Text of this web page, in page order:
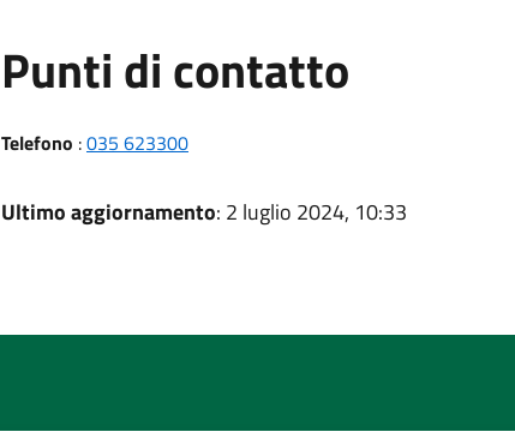
Punti di contatto
Telefono :035 623300
Ultimo aggiornamento: 2 luglio 2024, 10:33